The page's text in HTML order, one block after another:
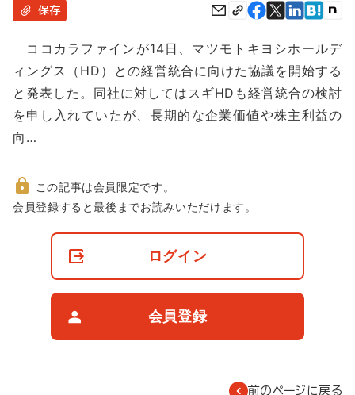
に
保存
ココカラファインが14日、マツモトキヨシホールデ
ィングス（HD）との経営統合に向けた協議を開始する
と発表した。同社に対してはスギHDも経営統合の検討
を申し入れていたが、長期的な企業価値や株主利益の
向…
非
この記事は会員限定です。
会員登録すると最後までお読みいただけます。
ログイン
会員登録
前のページに戻る